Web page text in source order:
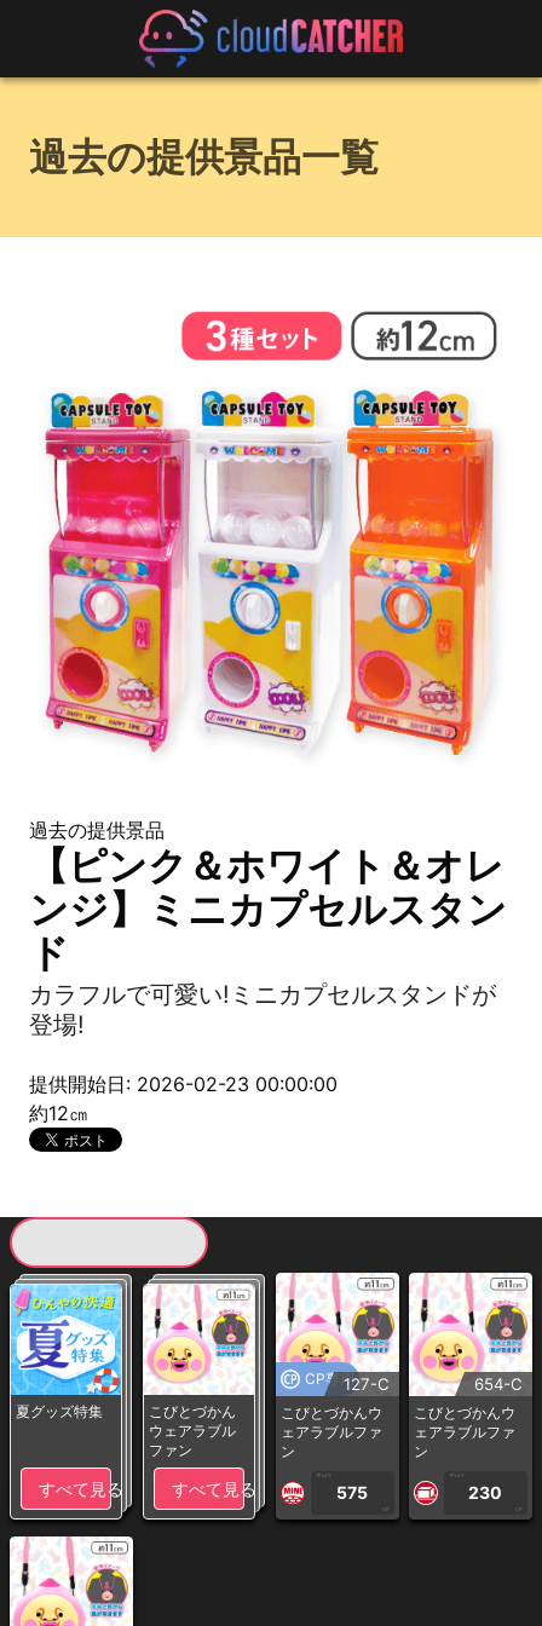
過去の提供景品一覧
過去の提供景品
【ピンク＆ホワイト＆オレ
ンジ】ミニカプセルスタン
ド
カラフルで可愛い!ミニカプセルスタンドが
登場!
提供開始日: 2026-02-23 00:00:00
約12㎝
夏グッズ特集
すべて見る
こびとづかん
ウェアラブル
ファン
すべて見る
CP専用127-C
こびとづかんウ
ェアラブルファ
ン
1PLAY
575
CP
654-C
こびとづかんウ
ェアラブルファ
ン
1PLAY
230
CP